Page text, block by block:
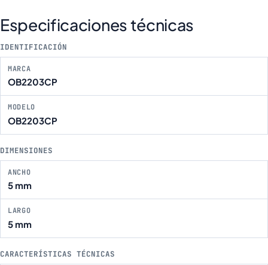
Especificaciones técnicas
IDENTIFICACIÓN
MARCA
OB2203CP
MODELO
OB2203CP
DIMENSIONES
ANCHO
5 mm
LARGO
5 mm
CARACTERÍSTICAS TÉCNICAS